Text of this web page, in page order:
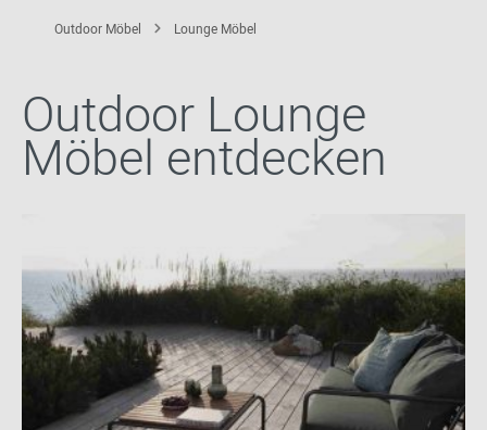
Outdoor Möbel Lounge Möbel
Outdoor Lounge
Möbel entdecken